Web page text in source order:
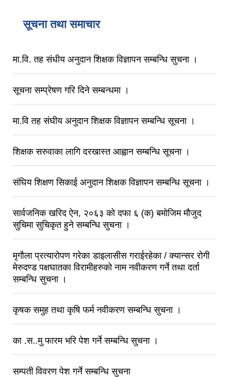
सूचना तथा समाचार
मा.वि. तह संधीय अनुदान शिक्षक विज्ञापन सम्बन्धि सुचना ।
सूचना सम्प्रेषण गरि दिने सम्बन्धमा ।
मा.वि तह संघीय अनुदान शिक्षक विज्ञापन सम्बन्धि सूचना ।
शिक्षक सरुवाका लागि दरखास्त आह्वान सम्बन्धि सूचना ।
संघिय शिक्षण सिकाई अनुदान शिक्षक विज्ञापन सम्बन्धि सूचना ।
सार्वजनिक खरिद ऐन, २०६३ को दफा ६ (क) बमोजिम मौजुद
सुचिमा सुचिकृत हुने सम्बन्धि सुचना ।
मृगौला प्रत्यारोपण गरेका डाइलासीस गराईरहेका / क्यान्सर रोगी
मेरुदण्ड पक्षघातका विरामीहरुको नाम नवीकरण गर्ने तथा दर्ता
सम्बन्धि सुचना ।
कृषक समुह तथा कृषि फर्म नवीकरण सम्बन्धि सुचना ।
का .स..मु फारम भरि पेश गर्ने सम्बन्धि सुचना ।
सम्पती विवरण पेश गर्ने सम्बन्धि सुचना